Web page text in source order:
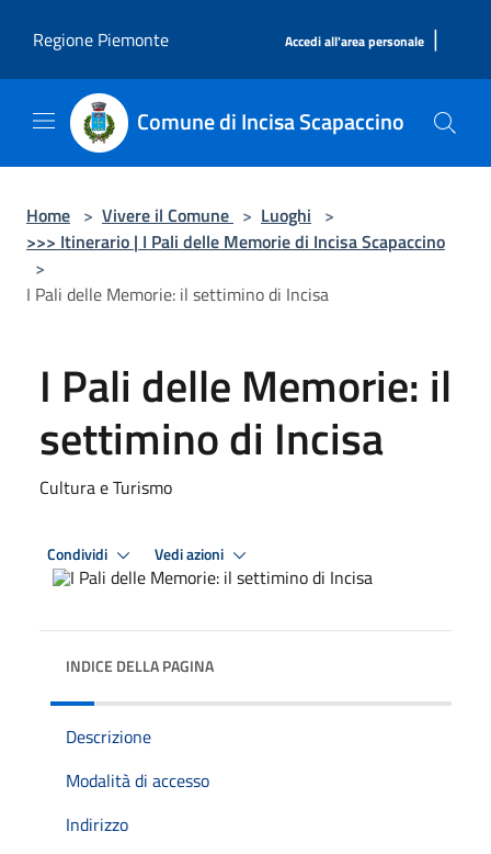
Regione Piemonte
Accedi all'area personale |
Comune di Incisa Scapaccino
Home > Vivere il Comune > Luoghi >
>>> Itinerario | I Pali delle Memorie di Incisa Scapaccino
>
I Pali delle Memorie: il settimino di Incisa
I Pali delle Memorie: il
settimino di Incisa
Cultura e Turismo
Condividi Vedi azioni
INDICE DELLA PAGINA
Descrizione
Modalità di accesso
Indirizzo